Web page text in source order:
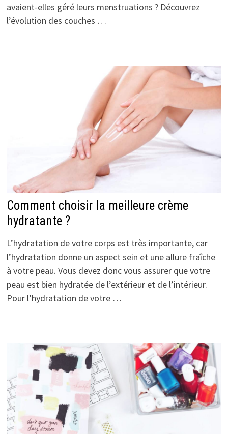
avaient-elles géré leurs menstruations ? Découvrez
l’évolution des couches …
Comment choisir la meilleure crème
hydratante ?
L’hydratation de votre corps est très importante, car
l’hydratation donne un aspect sein et une allure fraîche
à votre peau. Vous devez donc vous assurer que votre
peau est bien hydratée de l’extérieur et de l’intérieur.
Pour l’hydratation de votre …